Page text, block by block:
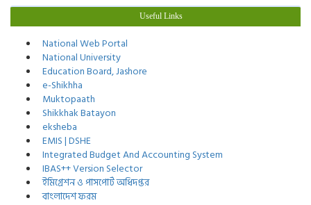
Useful Links
National Web Portal
National University
Education Board, Jashore
e-Shikhha
Muktopaath
Shikkhak Batayon
eksheba
EMIS | DSHE
Integrated Budget And Accounting System
IBAS++ Version Selector
ইমিগ্রেশন ও পাসপোর্ট অধিদপ্তর
বাংলাদেশ ফরম